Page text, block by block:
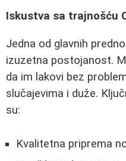
Iskustva sa trajnošću
Jedna od glavnih
izuzetna postojanost.
da im lakovi bez
slučajevima i duže.
su:
Kvalitetna priprema